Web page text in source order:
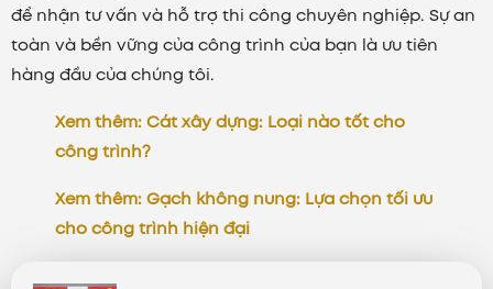
để nhận tư vấn và hỗ trợ thi công chuyên nghiệp. Sự an
toàn và bền vững của công trình của bạn là ưu tiên
hàng đầu của chúng tôi.
Xem thêm: Cát xây dựng: Loại nào tốt cho
công trình?
Xem thêm: Gạch không nung: Lựa chọn tối ưu
cho công trình hiện đại